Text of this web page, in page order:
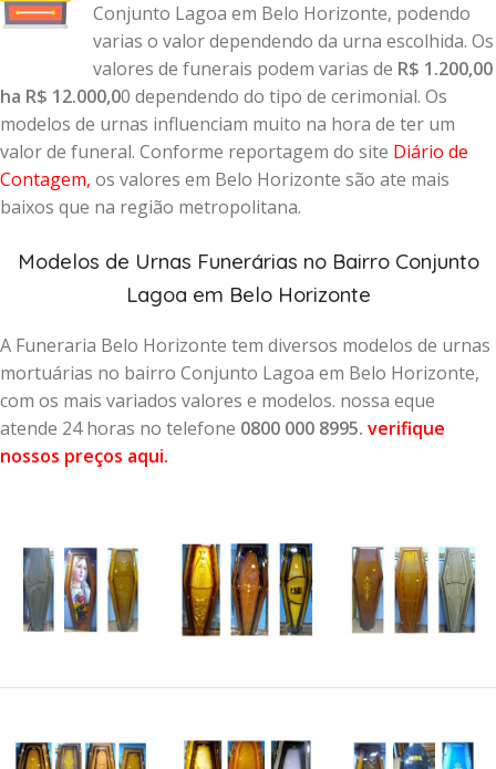
Conjunto Lagoa em Belo Horizonte, podendo
varias o valor dependendo da urna escolhida. Os
valores de funerais podem varias de R$ 1.200,00
ha R$ 12.000,00 dependendo do tipo de cerimonial. Os
modelos de urnas influenciam muito na hora de ter um
valor de funeral. Conforme reportagem do site Diário de
Contagem, os valores em Belo Horizonte são ate mais
baixos que na região metropolitana.
Modelos de Urnas Funerárias no Bairro Conjunto
Lagoa em Belo Horizonte
A Funeraria Belo Horizonte tem diversos modelos de urnas
mortuárias no bairro Conjunto Lagoa em Belo Horizonte,
com os mais variados valores e modelos. nossa eque
atende 24 horas no telefone 0800 000 8995. verifique
nossos preços aqui.